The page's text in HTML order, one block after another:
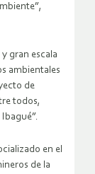
gran escala
ambientales
de
todos,
en el
de la